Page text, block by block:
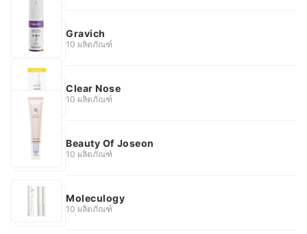
Gravich
10 ผลิตภัณฑ์
Clear Nose
10 ผลิตภัณฑ์
Beauty Of Joseon
10 ผลิตภัณฑ์
Moleculogy
10 ผลิตภัณฑ์